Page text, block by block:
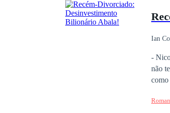
Ian
-
não
como
das